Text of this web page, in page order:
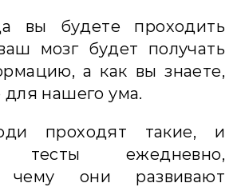
вы будете проходить
мозг будет получать
а как вы знаете,
для нашего ума.
проходят такие, и
тесты ежедневно,
чему они развивают